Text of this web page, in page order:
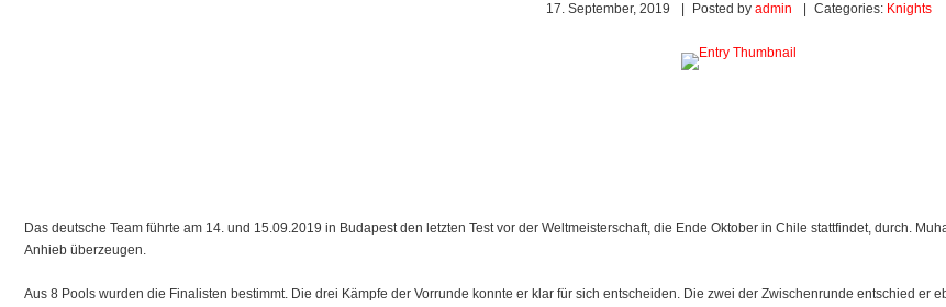
17. September, 2019 Posted by admin Categories: Knights
Das deutsche Team führte am 14. und 15.09.2019 in Budapest den letzten Test vor der Weltmeisterschaft, die Ende Oktober in Chile stattfindet, durch.
Anhieb überzeugen.
Aus 8 Pools wurden die Finalisten bestimmt. Die drei Kämpfe der Vorrunde konnte er klar für sich entscheiden. Die zwei der Zwischenrunde entschied er